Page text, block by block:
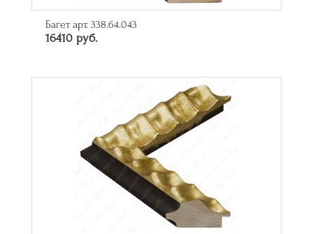
Багет арт. 338.64.043
16410 руб.